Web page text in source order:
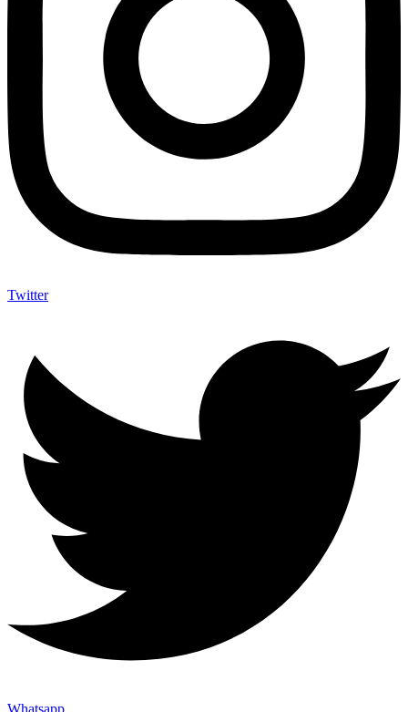
Twitter
Whatsapp